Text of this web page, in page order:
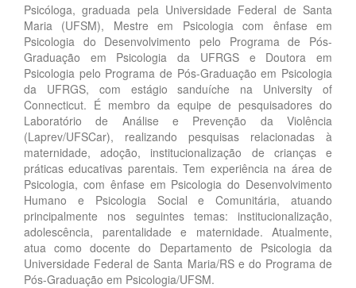
Psicóloga, graduada pela Universidade Federal de Santa
Maria (UFSM), Mestre em Psicologia com ênfase em
Psicologia do Desenvolvimento pelo Programa de Pós-
Graduação em Psicologia da UFRGS e Doutora em
Psicologia pelo Programa de Pós-Graduação em Psicologia
da UFRGS, com estágio sanduíche na University of
Connecticut. É membro da equipe de pesquisadores do
Laboratório de Análise e Prevenção da Violência
(Laprev/UFSCar), realizando pesquisas relacionadas à
maternidade, adoção, institucionalização de crianças e
práticas educativas parentais. Tem experiência na área de
Psicologia, com ênfase em Psicologia do Desenvolvimento
Humano e Psicologia Social e Comunitária, atuando
principalmente nos seguintes temas: institucionalização,
adolescência, parentalidade e maternidade. Atualmente,
atua como docente do Departamento de Psicologia da
Universidade Federal de Santa Maria/RS e do Programa de
Pós-Graduação em Psicologia/UFSM.